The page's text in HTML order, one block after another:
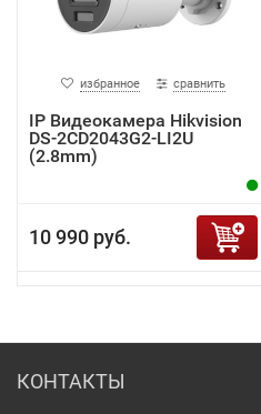
избранное сравнить
IP Видеокамера Hikvision
DS-2CD2043G2-LI2U
(2.8mm)
10 990 руб.
КОНТАКТЫ